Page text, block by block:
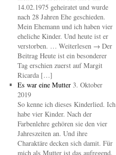
14.02.1975 geheiratet und wurde
nach 28 Jahren Ehe geschieden.
Mein Ehemann und ich haben vier
eheliche Kinder. Und heute ist er
verstorben. … Weiterlesen → Der
Beitrag Heute ist ein besonderer
Tag erschien zuerst auf Margit
Ricarda […]
Es war eine Mutter 3. Oktober
2019
So kenne ich dieses Kinderlied. Ich
habe vier Kinder. Nach der
Farbenlehre gehören sie den vier
Jahreszeiten an. Und ihre
Charaktäre decken sich damit. Für
mich als Mutter ist das aufregend,